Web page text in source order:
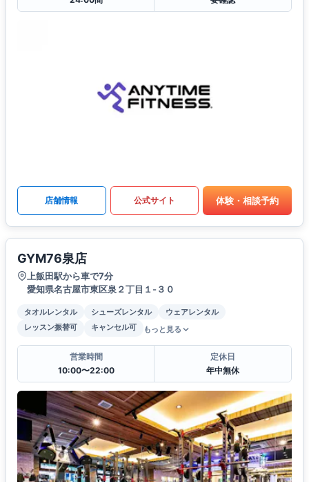
店舗情報 公式サイト 体験・相談予約
GYM76泉店
上飯田駅から車で7分
愛知県名古屋市東区泉２丁目１-３０
タオルレンタル シューズレンタル
ウェアレンタル
レッスン振替可
キャンセル可 もっと見る
営業時間
10:00〜22:00
定休日
年中無休